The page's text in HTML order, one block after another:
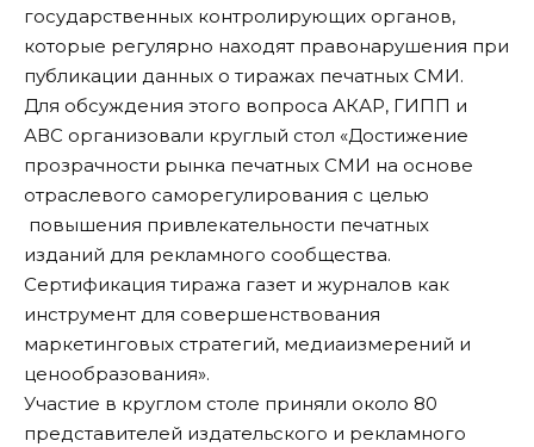
государственных контролирующих органов,
которые регулярно находят правонарушения при
публикации данных о тиражах печатных СМИ.
Для обсуждения этого вопроса АКАР, ГИПП и
АВС организовали круглый стол «Достижение
прозрачности рынка печатных СМИ на основе
отраслевого саморегулирования с целью
повышения привлекательности печатных
изданий для рекламного сообщества.
Сертификация тиража газет и журналов как
инструмент для совершенствования
маркетинговых стратегий, медиаизмерений и
ценообразования».
Участие в круглом столе приняли около 80
представителей издательского и рекламного